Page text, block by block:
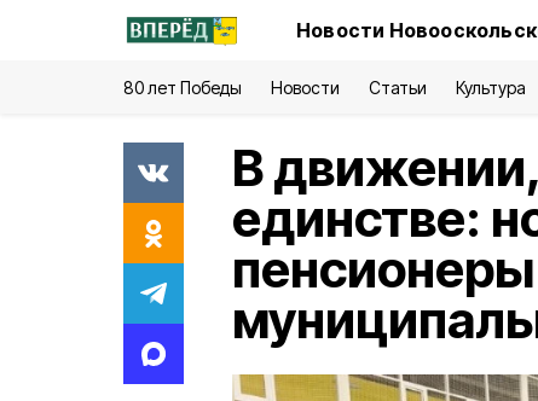
Новости
80 лет Победы Новости Статьи Культура
В
единстве: